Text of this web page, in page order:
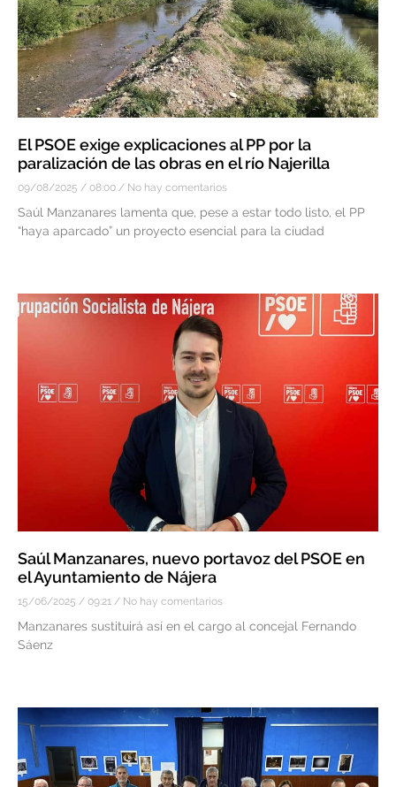
El PSOE exige explicaciones al PP por la
paralización de las obras en el río Najerilla
09/08/2025 08:00 No hay comentarios
Saúl Manzanares lamenta que, pese a estar todo listo, el PP
“haya aparcado” un proyecto esencial para la ciudad
Saúl Manzanares, nuevo portavoz del PSOE en
el Ayuntamiento de Nájera
15/06/2025 09:21 No hay comentarios
Manzanares sustituirá así en el cargo al concejal Fernando
Sáenz